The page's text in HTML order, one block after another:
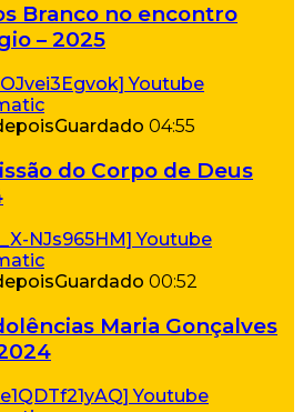
Branco no encontro
– 2025
Guardado 04:55
do Corpo de Deus
Guardado 00:52
Maria Gonçalves